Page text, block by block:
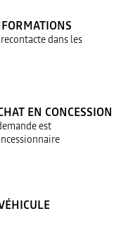
dans les
EN CONCESSION
est